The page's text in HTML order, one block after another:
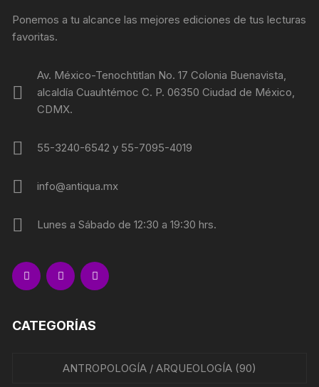
Ponemos a tu alcance las mejores ediciones de tus lecturas
favoritas.
Av. México-Tenochtitlan No. 17 Colonia Buenavista,
alcaldía Cuauhtémoc C. P. 06350 Ciudad de México,
CDMX.
55-3240-6542 y 55-7095-4019
info@antiqua.mx
Lunes a Sábado de 12:30 a 19:30 hrs.
CATEGORÍAS
ANTROPOLOGÍA / ARQUEOLOGÍA(90)